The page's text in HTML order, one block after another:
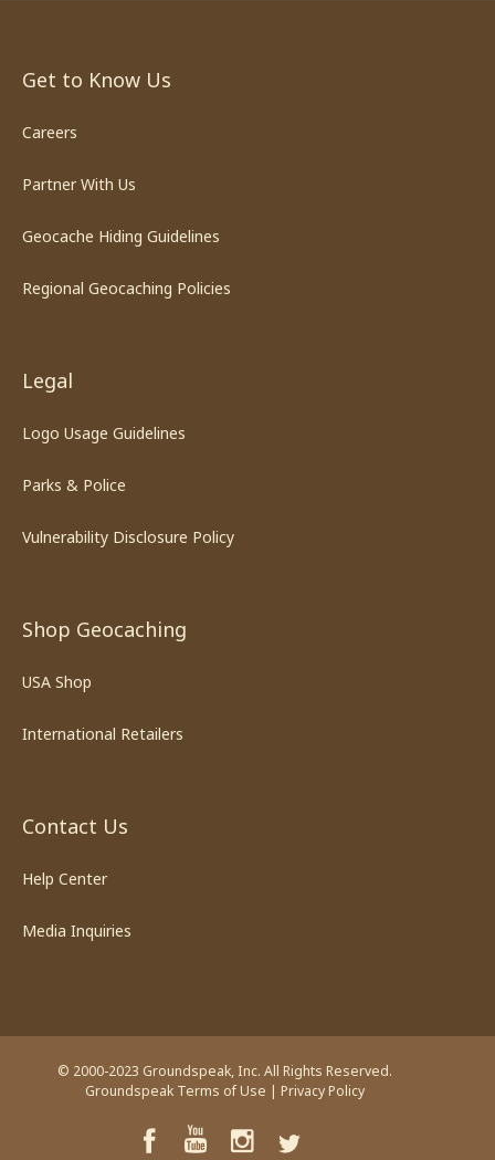
Get to Know Us
Careers
Partner With Us
Geocache Hiding Guidelines
Regional Geocaching Policies
Legal
Logo Usage Guidelines
Parks & Police
Vulnerability Disclosure Policy
Shop Geocaching
USA Shop
International Retailers
Contact Us
Help Center
Media Inquiries
© 2000-2023 Groundspeak, Inc. All Rights Reserved.
Groundspeak Terms of Use | Privacy Policy
FacebookYouTubeInstagramTwitter